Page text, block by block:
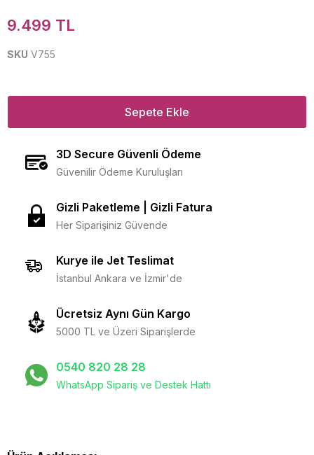
9.499 TL
SKU V755
Sepete Ekle
3D Secure Güvenli Ödeme
Güvenilir Ödeme Kuruluşları
Gizli Paketleme | Gizli Fatura
Her Siparişiniz Güvende
Kurye ile Jet Teslimat
İstanbul Ankara ve İzmir'de
Ücretsiz Aynı Gün Kargo
5000 TL ve Üzeri Siparişlerde
0540 820 28 28
WhatsApp Sipariş ve Destek Hattı